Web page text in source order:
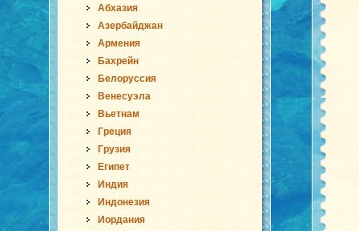
Абхазия
Азербайджан
Армения
Бахрейн
Белоруссия
Венесуэла
Вьетнам
Греция
Грузия
Египет
Индия
Индонезия
Иордания